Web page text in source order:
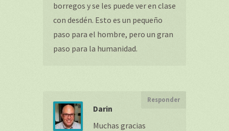
borregos y se les puede ver en clase
con desdén. Esto es un pequeño
paso para el hombre, pero un gran
paso para la humanidad.
Darin
Responder
Muchas gracias